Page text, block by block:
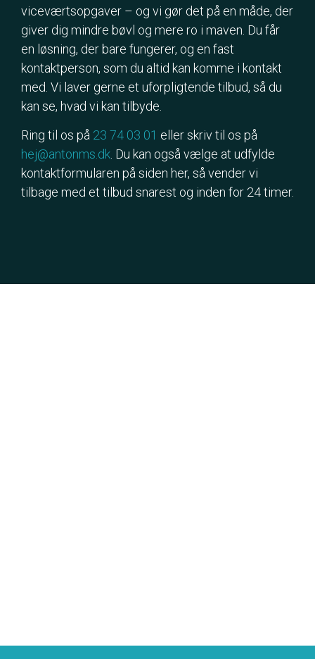
viceværtsopgaver – og vi gør det på en måde, der
giver dig mindre bøvl og mere ro i maven. Du får
en løsning, der bare fungerer, og en fast
kontaktperson, som du altid kan komme i kontakt
med. Vi laver gerne et uforpligtende tilbud, så du
kan se, hvad vi kan tilbyde.
Ring til os på 23 74 03 01 eller skriv til os på
hej@antonms.dk . Du kan også vælge at udfylde
kontaktformularen på siden her, så vender vi
tilbage med et tilbud snarest og inden for 24 timer.